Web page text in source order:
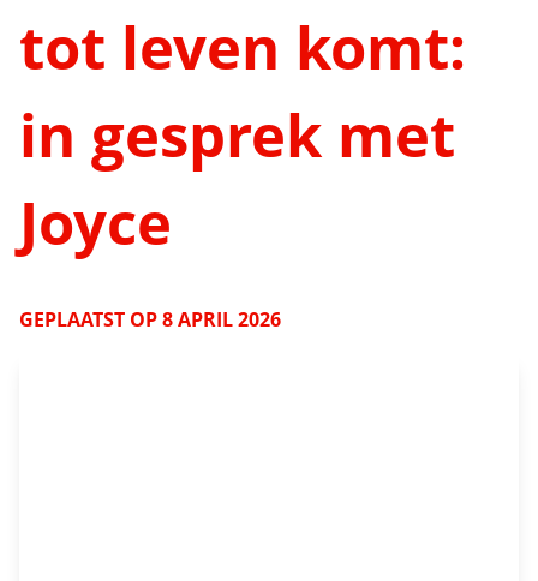
tot leven komt:
in gesprek met
Joyce
GEPLAATST OP8 APRIL 2026